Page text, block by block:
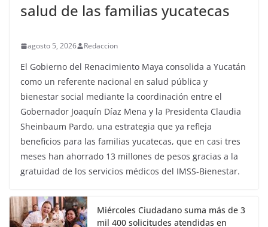
salud de las familias yucatecas
agosto 5, 2026 Redaccion
El Gobierno del Renacimiento Maya consolida a Yucatán
como un referente nacional en salud pública y
bienestar social mediante la coordinación entre el
Gobernador Joaquín Díaz Mena y la Presidenta Claudia
Sheinbaum Pardo, una estrategia que ya refleja
beneficios para las familias yucatecas, que en casi tres
meses han ahorrado 13 millones de pesos gracias a la
gratuidad de los servicios médicos del IMSS-Bienestar.
Miércoles Ciudadano suma más de 3
mil 400 solicitudes atendidas en